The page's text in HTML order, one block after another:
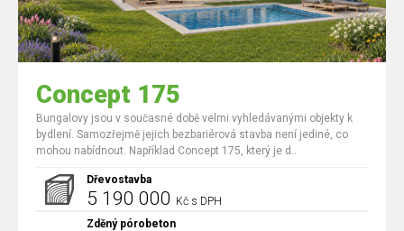
Concept 175
Bungalovy jsou v současné době velmi vyhledávanými objekty k
bydlení. Samozřejmě jejich bezbariérová stavba není jediné, co
mohou nabídnout. Například Concept 175, který je d..
Dřevostavba
5 190 000 Kč s DPH
Zděný pórobeton